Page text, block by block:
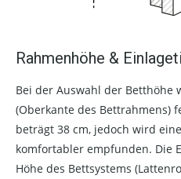
Rahmenhöhe &
Bei der Auswahl der Betthöhe
(Oberkante des Bettrahmens)
beträgt 38 cm, jedoch wird
komfortabler empfunden. Die
Höhe des Bettsystems